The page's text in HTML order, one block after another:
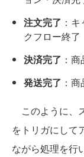
注文完了 ：
クフロー終了
決済完了 ：
発送完了 ：
このように、
をトリガにして
ながら処理を行